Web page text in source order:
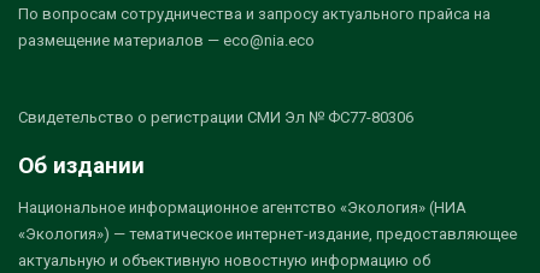
По вопросам сотрудничества и запросу актуального прайса на
размещение материалов — eco@nia.eco
Свидетельство о регистрации СМИ Эл № ФС77-80306
Об издании
Национальное информационное агентство «Экология» (НИА
«Экология») — тематическое интернет-издание, предоставляющее
актуальную и объективную новостную информацию об